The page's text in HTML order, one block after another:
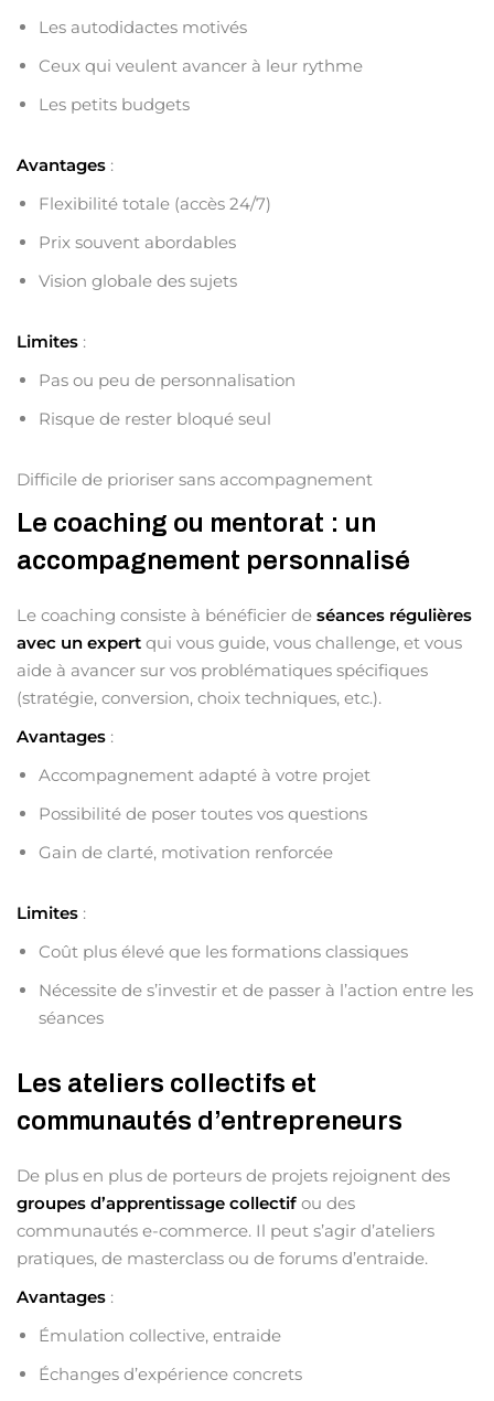
Les autodidactes motivés
Ceux qui veulent avancer à leur rythme
Les petits budgets
Avantages :
Flexibilité totale (accès 24/7)
Prix souvent abordables
Vision globale des sujets
Limites :
Pas ou peu de personnalisation
Risque de rester bloqué seul
Difficile de prioriser sans accompagnement
Le coaching ou mentorat : un
accompagnement personnalisé
Le coaching consiste à bénéficier de séances régulières
avec un expert qui vous guide, vous challenge, et vous
aide à avancer sur vos problématiques spécifiques
(stratégie, conversion, choix techniques, etc.).
Avantages :
Accompagnement adapté à votre projet
Possibilité de poser toutes vos questions
Gain de clarté, motivation renforcée
Limites :
Coût plus élevé que les formations classiques
Nécessite de s’investir et de passer à l’action entre les
séances
Les ateliers collectifs et
communautés d’entrepreneurs
De plus en plus de porteurs de projets rejoignent des
groupes d’apprentissage collectif ou des
communautés e-commerce. Il peut s’agir d’ateliers
pratiques, de masterclass ou de forums d’entraide.
Avantages :
Émulation collective, entraide
Échanges d’expérience concrets